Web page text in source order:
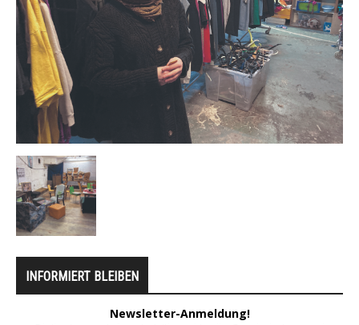
INFORMIERT BLEIBEN
Newsletter-Anmeldung!